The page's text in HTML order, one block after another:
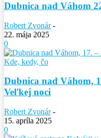
Dubnica nad Váhom
Robert Zvonár -
22. mája 2025
0
Kde, kedy, čo
Dubnica nad Váhom,
Veľkej noci
Robert Zvonár -
15. apríla 2025
0